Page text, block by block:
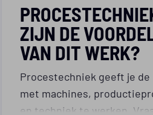
ZIJN DE
VAN DIT WERK?
Procestechniek geeft je de
met machines,
en techniek te werken.